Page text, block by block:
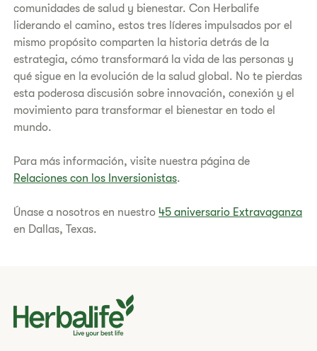
comunidades de salud y bienestar. Con Herbalife
liderando el camino, estos tres líderes impulsados por el
mismo propósito comparten la historia detrás de la
estrategia, cómo transformará la vida de las personas y
qué sigue en la evolución de la salud global. No te pierdas
esta poderosa discusión sobre innovación, conexión y el
movimiento para transformar el bienestar en todo el
mundo.
Para más información, visite nuestra página de
Relaciones con los Inversionistas.
Únase a nosotros en nuestro 45 aniversario Extravaganza
en Dallas, Texas.